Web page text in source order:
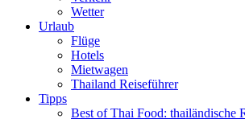
Wetter
Urlaub
Flüge
Hotels
Mietwagen
Thailand Reiseführer
Tipps
Best of Thai Food: thailändische